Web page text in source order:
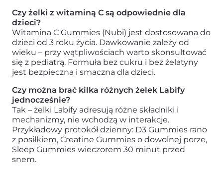
Czy żelki z witaminą C są odpowiednie dla
dzieci?
Witamina C Gummies (Nubi) jest dostosowana do
dzieci od 3 roku życia. Dawkowanie zależy od
wieku – przy wątpliwościach warto skonsultować
się z pediatrą. Formuła bez cukru i bez żelatyny
jest bezpieczna i smaczna dla dzieci.
Czy można brać kilka różnych żelek Labify
jednocześnie?
Tak – żelki Labify adresują różne składniki i
mechanizmy, nie wchodzą w interakcje.
Przykładowy protokół dzienny: D3 Gummies rano
z posiłkiem, Creatine Gummies o dowolnej porze,
Sleep Gummies wieczorem 30 minut przed
snem.